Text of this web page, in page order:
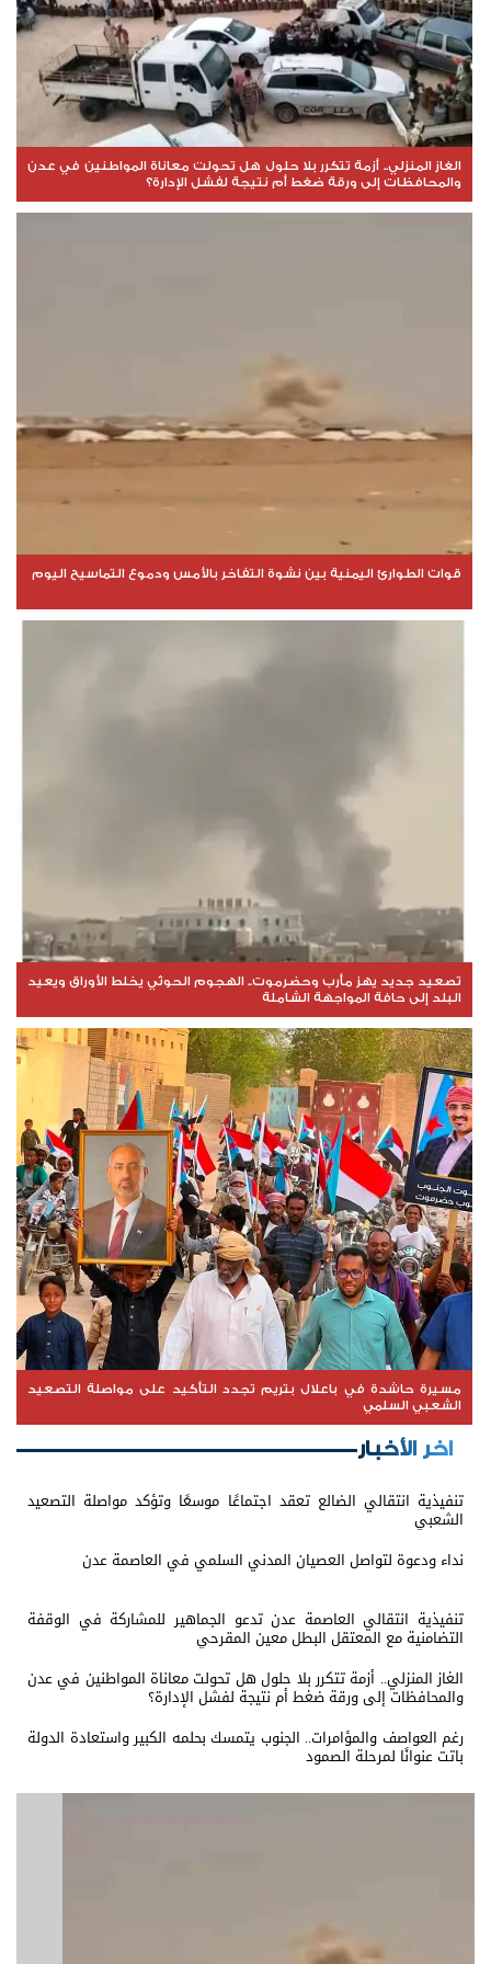
الغاز المنزلي.. أزمة تتكرر بلا حلول هل تحولت معاناة المواطنين في عدن
والمحافظات إلى ورقة ضغط أم نتيجة لفشل الإدارة؟
قوات الطوارئ اليمنية بين نشوة التفاخر بالأمس ودموع التماسيح اليوم
تصعيد جديد يهز مأرب وحضرموت.. الهجوم الحوثي يخلط الأوراق ويعيد
البلد إلى حافة المواجهة الشاملة
مسيرة حاشدة في باعلال بتريم تجدد التأكيد على مواصلة التصعيد
الشعبي السلمي
اخر الأخبار
تنفيذية انتقالي الضالع تعقد اجتماعًا موسعًا وتؤكد مواصلة التصعيد
الشعبي
نداء ودعوة لتواصل العصيان المدني السلمي في العاصمة عدن
تنفيذية انتقالي العاصمة عدن تدعو الجماهير للمشاركة في الوقفة
التضامنية مع المعتقل البطل معين المقرحي
الغاز المنزلي.. أزمة تتكرر بلا حلول هل تحولت معاناة المواطنين في عدن
والمحافظات إلى ورقة ضغط أم نتيجة لفشل الإدارة؟
رغم العواصف والمؤامرات.. الجنوب يتمسك بحلمه الكبير واستعادة الدولة
باتت عنوانًا لمرحلة الصمود